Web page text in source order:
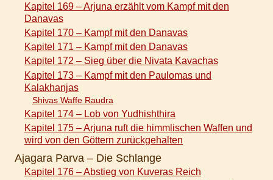
Kapitel 169 – Arjuna erzählt vom Kampf mit den
Danavas
Kapitel 170 – Kampf mit den Danavas
Kapitel 171 – Kampf mit den Danavas
Kapitel 172 – Sieg über die Nivata Kavachas
Kapitel 173 – Kampf mit den Paulomas und
Kalakhanjas
Shivas Waffe Raudra
Kapitel 174 – Lob von Yudhishthira
Kapitel 175 – Arjuna ruft die himmlischen Waffen und
wird von den Göttern zurückgehalten
Ajagara Parva – Die Schlange
Kapitel 176 – Abstieg von Kuveras Reich